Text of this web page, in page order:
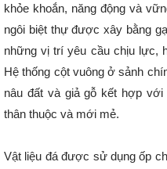
khỏe khoắn, năng động và
ngôi biệt thự được xây bằng
những vị trí yêu cầu chịu lực,
Hệ thống cột vuông ở sảnh
nâu đất và giả gỗ kết hợp
thân thuộc và mới mẻ.
Vật liệu đá được sử dụng ốp